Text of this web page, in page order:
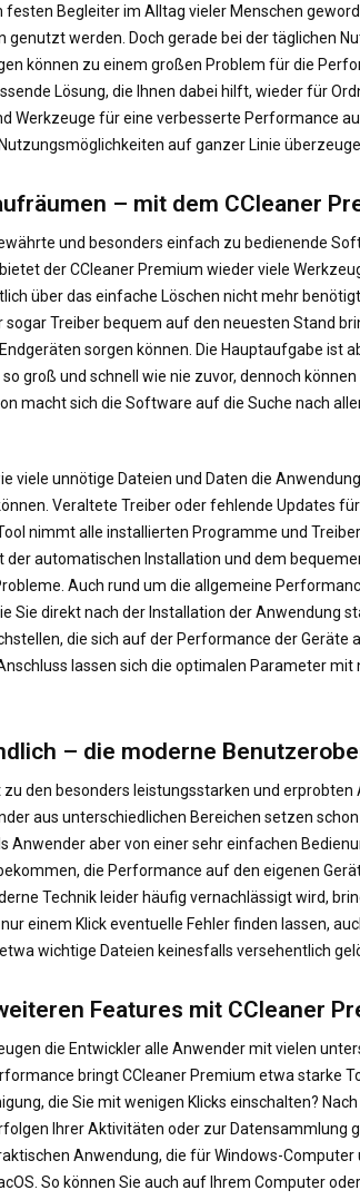
Begleiter im Alltag vieler Menschen
werden. Doch gerade bei der täglichen
können zu einem großen Problem für die
Lösung, die Ihnen dabei hilft, wieder für
Werkzeuge für eine verbesserte Performance
auf ganzer Linie
– mit dem CCleaner
und besonders einfach zu bedienende
der CCleaner Premium wieder viele
über das einfache Löschen nicht mehr
Treiber bequem auf den neuesten Stand
sorgen können. Die Hauptaufgabe ist
groß und schnell wie nie zuvor, dennoch
macht sich die Software auf die Suche nach
viele unnötige Dateien und Daten die
Veraltete Treiber oder fehlende Updates
nimmt alle installierten Programme und
automatischen Installation und dem
Auch rund um die allgemeine
Sie direkt nach der Installation der
die sich auf der Performance der
lassen sich die optimalen Parameter
– die moderne
den besonders leistungsstarken und
aus unterschiedlichen Bereichen setzen
Anwender aber von einer sehr einfachen
die Performance auf den eigenen
Technik leider häufig vernachlässigt wird,
einem Klick eventuelle Fehler finden lassen,
wichtige Dateien keinesfalls versehentlich
Features mit CCleaner
die Entwickler alle Anwender mit vielen
bringt CCleaner Premium etwa starke
die Sie mit wenigen Klicks einschalten?
Ihrer Aktivitäten oder zur
Anwendung, die für Windows-
So können Sie auch auf Ihrem Computer